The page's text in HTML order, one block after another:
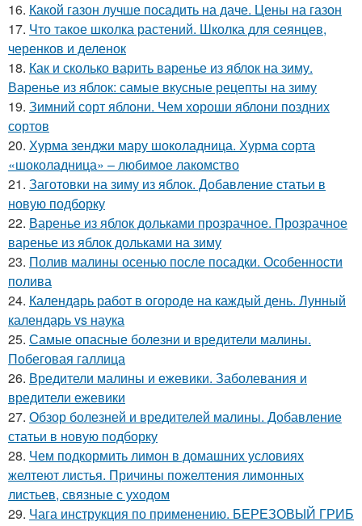
16. Какой газон лучше посадить на даче. Цены на газон
17. Что такое школка растений. Школка для сеянцев,
черенков и деленок
18. Как и сколько варить варенье из яблок на зиму.
Варенье из яблок: самые вкусные рецепты на зиму
19. Зимний сорт яблони. Чем хороши яблони поздних
сортов
20. Хурма зенджи мару шоколадница. Хурма сорта
«шоколадница» – любимое лакомство
21. Заготовки на зиму из яблок. Добавление статьи в
новую подборку
22. Варенье из яблок дольками прозрачное. Прозрачное
варенье из яблок дольками на зиму
23. Полив малины осенью после посадки. Особенности
полива
24. Календарь работ в огороде на каждый день. Лунный
календарь vs наука
25. Самые опасные болезни и вредители малины.
Побеговая галлица
26. Вредители малины и ежевики. Заболевания и
вредители ежевики
27. Обзор болезней и вредителей малины. Добавление
статьи в новую подборку
28. Чем подкормить лимон в домашних условиях
желтеют листья. Причины пожелтения лимонных
листьев, связные с уходом
29. Чага инструкция по применению. БЕРЕЗОВЫЙ ГРИБ